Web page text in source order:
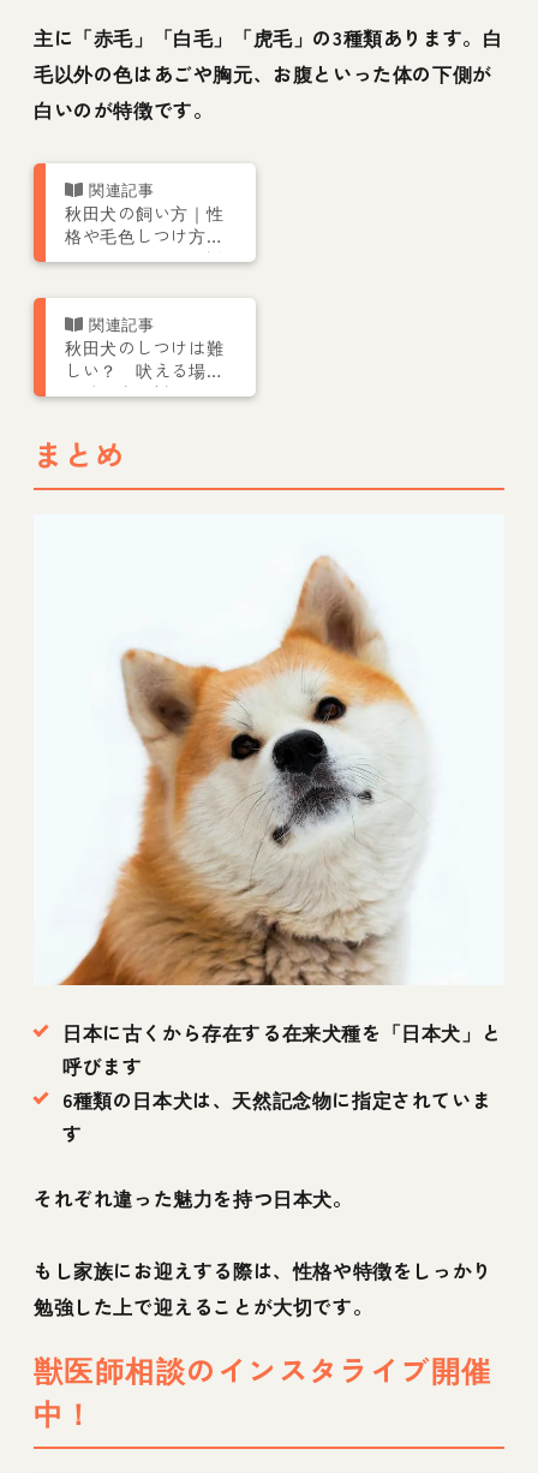
主に「赤毛」「白毛」「虎毛」の3種類あります。白
毛以外の色はあごや胸元、お腹といった体の下側が
白いのが特徴です。
秋田犬の飼い方｜性
格や毛色しつけ方な
どトレーナーが解説
秋田犬のしつけは難
しい？ 吠える場合
や噛み癖の対処につ
まとめ
日本に古くから存在する在来犬種を「日本犬」と
呼びます
6種類の日本犬は、天然記念物に指定されていま
す
それぞれ違った魅力を持つ日本犬。
もし家族にお迎えする際は、性格や特徴をしっかり
勉強した上で迎えることが大切です。
獣医師相談のインスタライブ開催
中！